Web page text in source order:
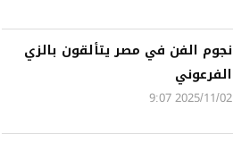
نجوم الفن في مصر يتألقون بالزي
الفرعوني
2025/11/02 9:07